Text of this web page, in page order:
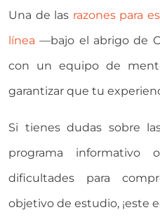
Una de las razones para
línea —bajo el abrigo de
con un equipo de
garantizar que tu
Si tienes dudas sobre
programa informativo
dificultades para
objetivo de estudio, ¡este